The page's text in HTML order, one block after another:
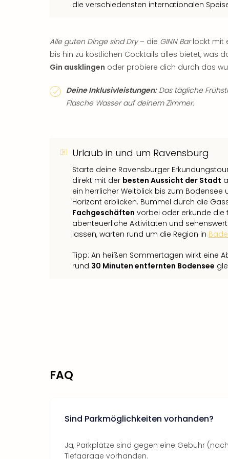
die verschiedensten internationalen
Alle guten Dinge sind Dry– die GINN Barlockt mit
bis hin zu köstlichen Cocktails alles bietet, was
Gin ausklingen oder probiere dich durch das
Deine Inklusivleistungen:Das tägliche
Flasche Wasser auf deinem Zimmer.
Urlaub in und um Ravensburg
Starte deine Ravensburger
direkt mit der besten Aussicht der Stadt
ein herrlicher Weitblick bis zum
Horizont erblicken. Bummel durch die
Fachgeschäften vorbei oder erkunde
abenteuerliche Aktivitäten und
lassen, warten rund um die Region in
Tipp: An heißen Sommertagen wirkt eine
rund 30 Minuten entfernten Bodensee
FAQ
Sind Parkmöglichkeiten vorhanden?
Ja, Parkplätze sind gegen eine Gebühr
Tiefgarage vorhanden.